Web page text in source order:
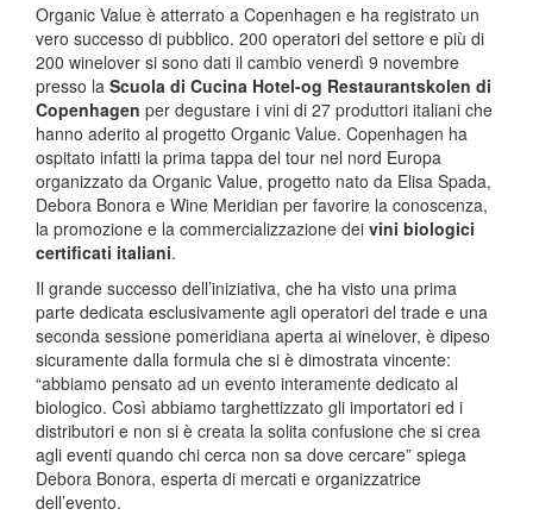
Organic Value è atterrato a Copenhagen e ha registrato un
vero successo di pubblico. 200 operatori del settore e più di
200 winelover si sono dati il cambio venerdì 9 novembre
presso la Scuola di Cucina Hotel-og Restaurantskolen di
Copenhagen per degustare i vini di 27 produttori italiani che
hanno aderito al progetto Organic Value. Copenhagen ha
ospitato infatti la prima tappa del tour nel nord Europa
organizzato da Organic Value, progetto nato da Elisa Spada,
Debora Bonora e Wine Meridian per favorire la conoscenza,
la promozione e la commercializzazione dei vini biologici
certificati italiani.
Il grande successo dell’iniziativa, che ha visto una prima
parte dedicata esclusivamente agli operatori del trade e una
seconda sessione pomeridiana aperta ai winelover, è dipeso
sicuramente dalla formula che si è dimostrata vincente:
“abbiamo pensato ad un evento interamente dedicato al
biologico. Così abbiamo targhettizzato gli importatori ed i
distributori e non si è creata la solita confusione che si crea
agli eventi quando chi cerca non sa dove cercare” spiega
Debora Bonora, esperta di mercati e organizzatrice
dell’evento.